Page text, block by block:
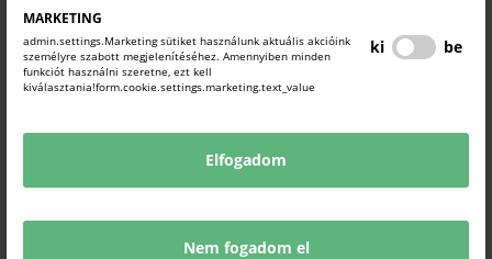
MARKETING
admin.settings.Marketing sütiket használunk aktuális akcióink
személyre szabott megjelenítéséhez. Amennyiben minden
funkciót használni szeretne, ezt kell
kiválasztania!form.cookie.settings.marketing.text_value
ki be
Elfogadom
Nem fogadom el
https://budapest.europarl.europa.eu/hu
Az Európai Tanács az az uniós intézmény, amely meghatározza az
Európai Unió által követendő általános politikai irányvonalat és